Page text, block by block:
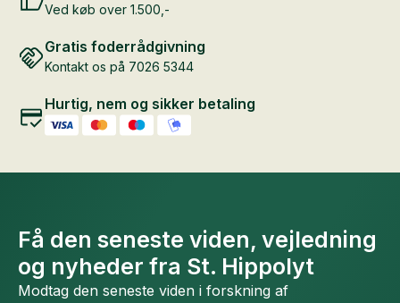
Ved køb over 1.500,-
Gratis foderrådgivning
Kontakt os på 7026 5344
Hurtig, nem og sikker betaling
Få den seneste viden, vejledning
og nyheder fra St. Hippolyt
Modtag den seneste viden i forskning af